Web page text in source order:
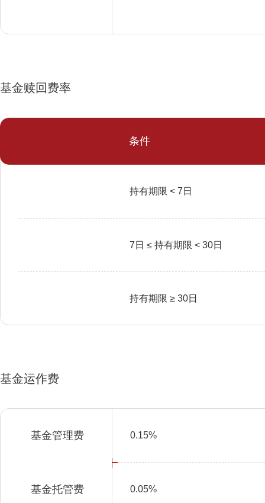
基金赎回费率
条件
持有期限 < 7日
7日 ≤ 持有期限 < 30日
持有期限 ≥ 30日
基金运作费
基金管理费 0.15%
基金托管费 0.05%